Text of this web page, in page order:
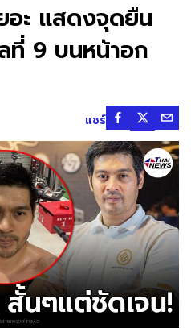
ะ แสดงจุดยืน
ที่ 9 บนหน้าอก
แชร์